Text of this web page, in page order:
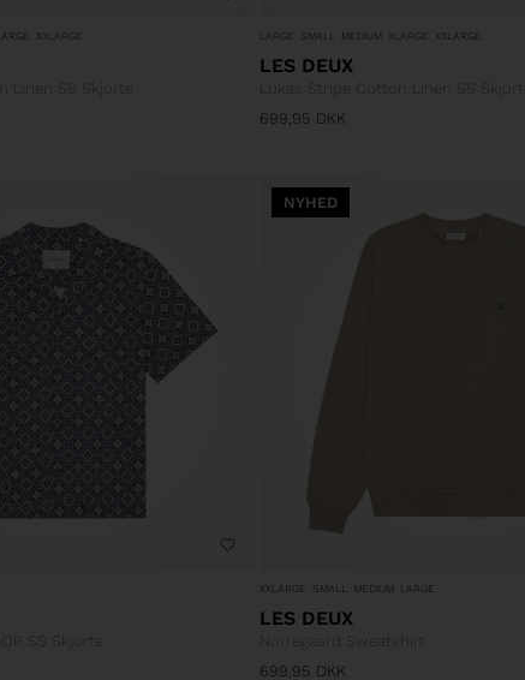
XXLARGE
Linen SS Skjorte
LARGE SMALL MEDIUM XLARGE XXLARGE
LES DEUX
Lukas Stripe Cotton Linen SS Skjorte
699,95 DKK
SS Skjorte
NYHED
XXLARGE SMALL MEDIUM LARGE
LES DEUX
699,95 DKK